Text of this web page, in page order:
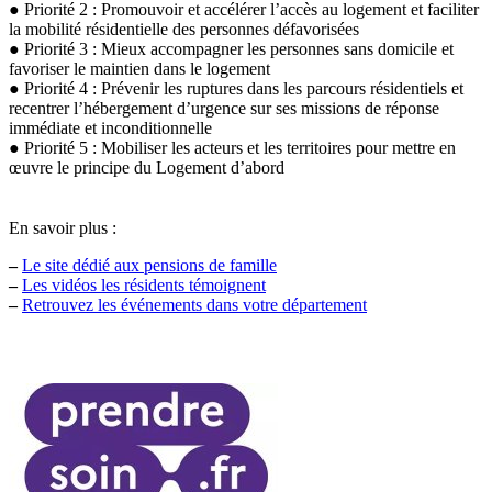
● Priorité 2 : Promouvoir et accélérer l’accès au logement et faciliter
la mobilité résidentielle des personnes défavorisées
● Priorité 3 : Mieux accompagner les personnes sans domicile et
favoriser le maintien dans le logement
● Priorité 4 : Prévenir les ruptures dans les parcours résidentiels et
recentrer l’hébergement d’urgence sur ses missions de réponse
immédiate et inconditionnelle
● Priorité 5 : Mobiliser les acteurs et les territoires pour mettre en
œuvre le principe du Logement d’abord
En savoir plus :
– Le site dédié aux pensions de famille
– Les vidéos les résidents témoignent
– Retrouvez les événements dans votre département